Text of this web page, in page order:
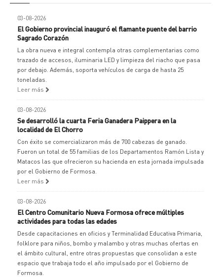
03-08-2026
El Gobierno provincial inauguró el flamante puente del barrio
Sagrado Corazón
La obra nueva e integral contempla otras complementarias como
trazado de accesos, iluminaria LED y limpieza del riacho que pasa
por debajo. Además, soporta vehículos de carga de hasta 25
toneladas.
Leer más
03-08-2026
Se desarrolló la cuarta Feria Ganadera Paippera en la
localidad de El Chorro
Con éxito se comercializaron más de 700 cabezas de ganado.
Fueron un total de 55 familias de los Departamentos Ramón Lista y
Matacos las que ofrecieron su hacienda en esta jornada impulsada
por el Gobierno de Formosa.
Leer más
03-08-2026
El Centro Comunitario Nueva Formosa ofrece múltiples
actividades para todas las edades
Desde capacitaciones en oficios y Terminalidad Educativa Primaria,
folklore para niños, bombo y malambo y otras muchas ofertas en
el ámbito cultural, entre otras propuestas que consolidan a este
espacio que trabaja todo el año impulsado por el Gobierno de
Formosa.